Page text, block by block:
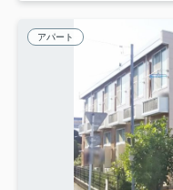
アパート